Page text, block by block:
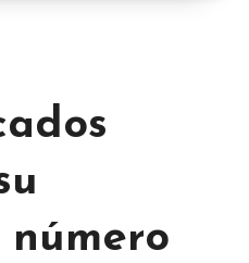
número